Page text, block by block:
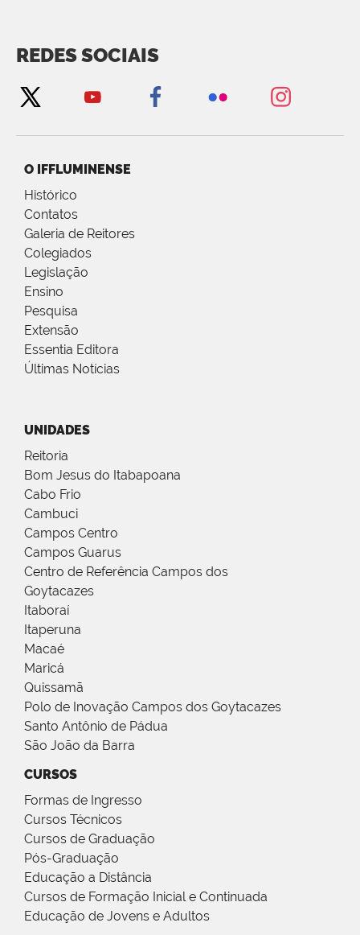
REDES SOCIAIS
O IFFLUMINENSE
Histórico
Contatos
Galeria de Reitores
Colegiados
Legislação
Ensino
Pesquisa
Extensão
Essentia Editora
Últimas Notícias
UNIDADES
Reitoria
Bom Jesus do Itabapoana
Cabo Frio
Cambuci
Campos Centro
Campos Guarus
Centro de Referência Campos dos
Goytacazes
Itaboraí
Itaperuna
Macaé
Maricá
Quissamã
Polo de Inovação Campos dos Goytacazes
Santo Antônio de Pádua
São João da Barra
CURSOS
Formas de Ingresso
Cursos Técnicos
Cursos de Graduação
Pós-Graduação
Educação a Distância
Cursos de Formação Inicial e Continuada
Educação de Jovens e Adultos